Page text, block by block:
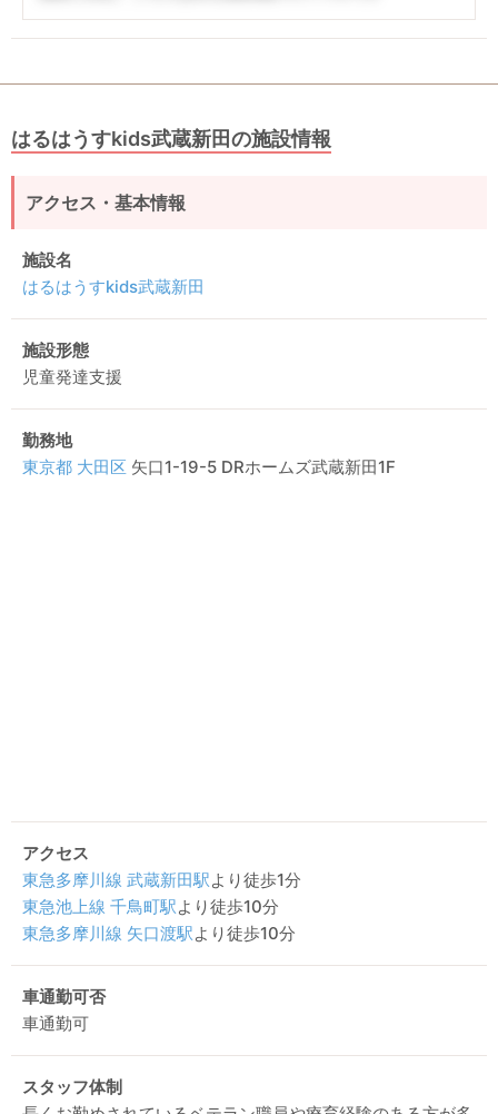
はるはうすkids武蔵新田の施設情報
アクセス・基本情報
施設名
はるはうすkids武蔵新田
施設形態
児童発達支援
勤務地
東京都 大田区 矢口1-19-5 DRホームズ武蔵新田1F
アクセス
東急多摩川線 武蔵新田駅より徒歩1分
東急池上線 千鳥町駅より徒歩10分
東急多摩川線 矢口渡駅より徒歩10分
車通勤可否
車通勤可
スタッフ体制